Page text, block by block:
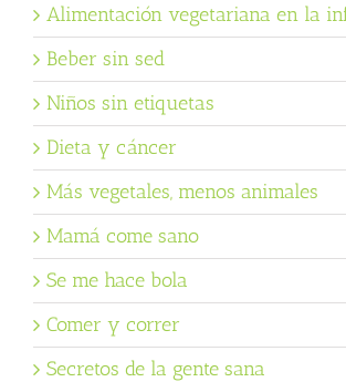
Alimentación vegetariana en la
Beber sin sed
Niños sin etiquetas
Dieta y cáncer
Más vegetales, menos animales
Mamá come sano
Se me hace bola
Comer y correr
Secretos de la gente sana